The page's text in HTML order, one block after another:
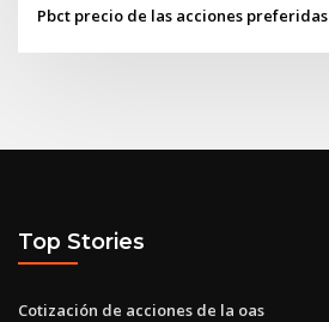
Pbct precio de las acciones preferidas
Top Stories
Cotización de acciones de la oas